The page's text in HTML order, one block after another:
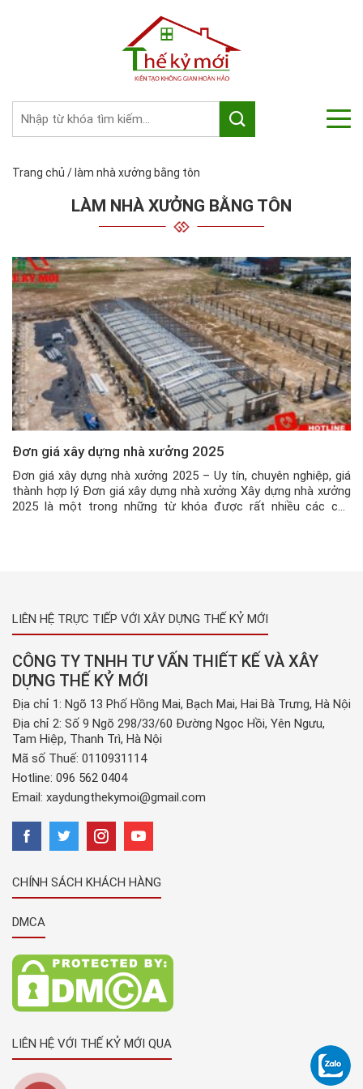
Trang chủ / làm nhà xưởng bằng tôn
LÀM NHÀ XƯỞNG BẰNG TÔN
Đơn giá xây dựng nhà xưởng 2025
Đơn giá xây dựng nhà xưởng 2025 – Uy tín, chuyên nghiệp, giá
thành hợp lý Đơn giá xây dựng nhà xưởng Xây dựng nhà xưởng
2025 là một trong những từ khóa được rất nhiều các chủ
LIÊN HỆ TRỰC TIẾP VỚI XÂY DỰNG THẾ KỶ MỚI
CÔNG TY TNHH TƯ VẤN THIẾT KẾ VÀ XÂY
DỰNG THẾ KỶ MỚI
Địa chỉ 1: Ngõ 13 Phố Hồng Mai, Bạch Mai, Hai Bà Trưng, Hà Nội
Địa chỉ 2: Số 9 Ngõ 298/33/60 Đường Ngọc Hồi, Yên Ngưu,
Tam Hiệp, Thanh Trì, Hà Nội
Mã số Thuế: 0110931114
Hotline: 096 562 0404
Email: xaydungthekymoi@gmail.com
CHÍNH SÁCH KHÁCH HÀNG
DMCA
LIÊN HỆ VỚI THẾ KỶ MỚI QUA